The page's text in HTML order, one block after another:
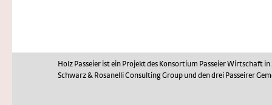
Holz Passeier ist ein Projekt des Konsortium Passeier Wirtschaft
Schwarz & Rosanelli Consulting Group und den drei Passeirer